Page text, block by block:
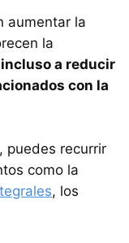
aumentar la
la
a reducir
con la
puedes recurrir
como la
, los